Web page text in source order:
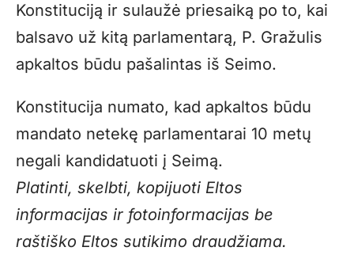
Konstituciją ir sulaužė priesaiką po to, kai
balsavo už kitą parlamentarą, P. Gražulis
apkaltos būdu pašalintas iš Seimo.
Konstitucija numato, kad apkaltos būdu
mandato netekę parlamentarai 10 metų
negali kandidatuoti į Seimą.
Platinti, skelbti, kopijuoti Eltos
informacijas ir fotoinformacijas be
raštiško Eltos sutikimo draudžiama.